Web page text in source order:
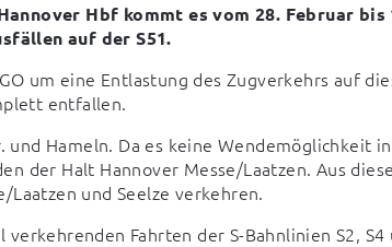
Hbf kommt es vom 28. Februar bis
auf der S51.
um eine Entlastung des Zugverkehrs auf
entfallen.
und Hameln. Da es keine Wendemöglichkeit
der Halt Hannover Messe/Laatzen. Aus
Laatzen und Seelze verkehren.
Fahrten der S-Bahnlinien S2, S4